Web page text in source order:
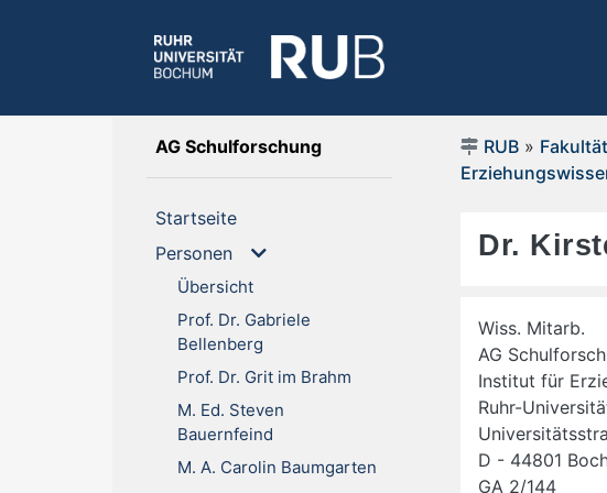
AG Schulforschung(current)
Startseite(current)
Personen
Übersicht
Prof. Dr. Gabriele
Bellenberg
Prof. Dr. Grit im Brahm
M. Ed. Steven
Bauernfeind
M. A. Carolin Baumgarten
RUB »
Dr.
Wiss. Mitarb.
AG
Institut für
Ruhr-
D - 44801
GA 2/144